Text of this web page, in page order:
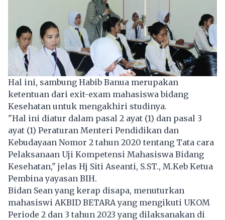
Hal ini, sambung Habib Banua merupakan
ketentuan dari exit-exam mahasiswa bidang
Kesehatan untuk mengakhiri studinya.
"Hal ini diatur dalam pasal 2 ayat (1) dan pasal 3
ayat (1) Peraturan Menteri Pendidikan dan
Kebudayaan Nomor 2 tahun 2020 tentang Tata cara
Pelaksanaan Uji Kompetensi Mahasiswa Bidang
Kesehatan," jelas Hj Siti Aseanti, S.ST., M.Keb Ketua
Pembina yayasan BIH.
Bidan Sean yang kerap disapa, menuturkan
mahasiswi AKBID BETARA yang mengikuti UKOM
Periode 2 dan 3 tahun 2023 yang dilaksanakan di